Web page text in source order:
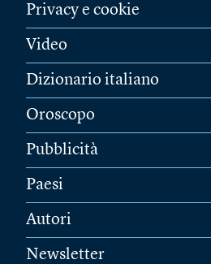
Privacy e cookie
Video
Dizionario italiano
Oroscopo
Pubblicità
Paesi
Autori
Newsletter